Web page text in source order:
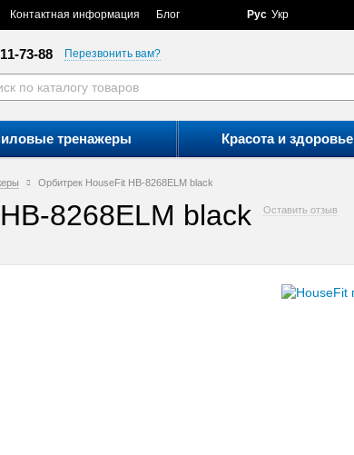
Контактная информация Блог Рус Укр
73-88 Перезвонить вам?
тренажеры Красота и здоровье
Орбитрек HouseFit HB-8268ELM black
8268ELM black Оставить отзыв